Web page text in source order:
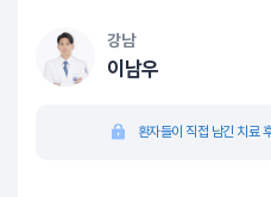
강남
이남우
환자들이 직접 남긴 치료